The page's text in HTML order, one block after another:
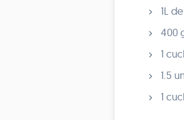
1L
400
1
1.5
1